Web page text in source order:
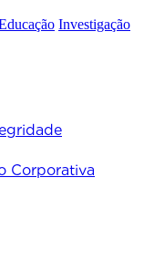
Investigação
Corporativa